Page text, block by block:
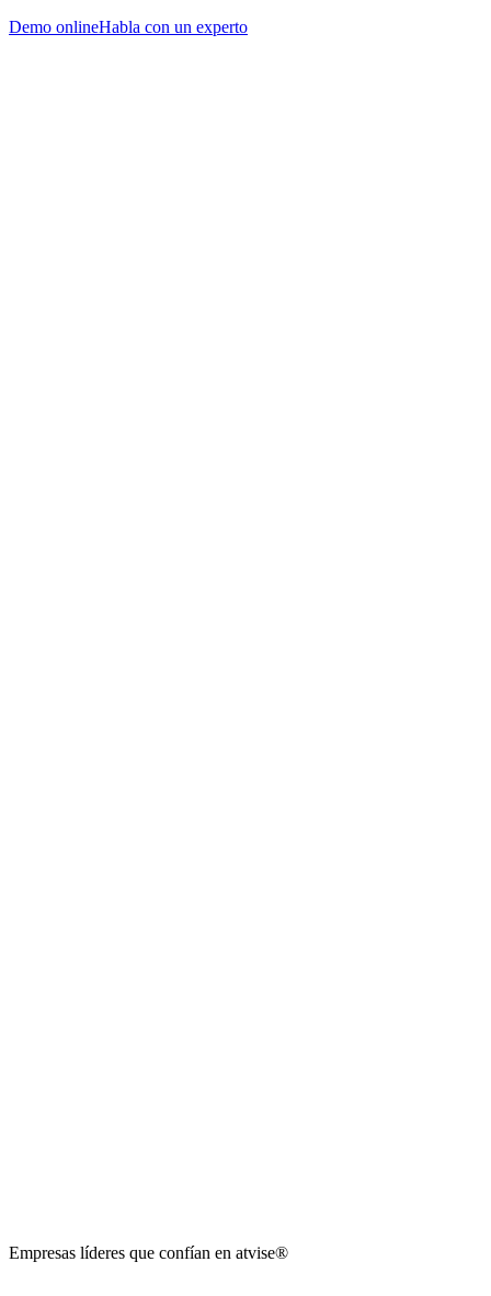
Demo onlineHabla con un experto
Empresas líderes que confían en atvise®